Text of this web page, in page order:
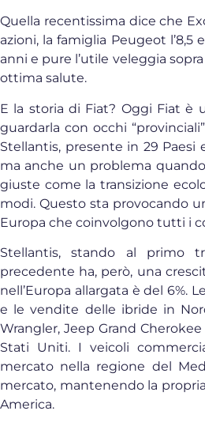
Quella recentissima dice che
azioni, la famiglia Peugeot l’8,5
anni e pure l’utile veleggia
ottima salute.
E la storia di Fiat? Oggi Fiat è
guardarla con occhi
Stellantis, presente in 29
ma anche un problema
giuste come la transizione
modi. Questo sta provocando
Europa che coinvolgono tutti i
Stellantis, stando al primo
precedente ha, però, una
nell’Europa allargata è del 6%.
e le vendite delle ibride in
Wrangler, Jeep Grand
Stati Uniti. I veicoli
mercato nella regione del
mercato, mantenendo la
America.